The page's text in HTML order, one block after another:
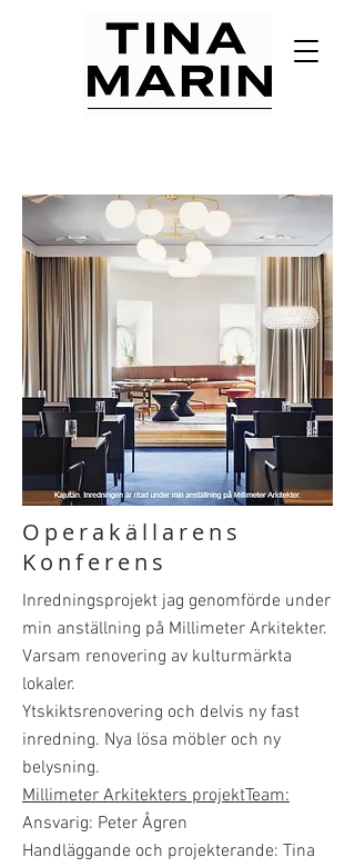
Operakällarens
Konferens
Inredningsprojekt jag genomförde under
min anställning på Millimeter Arkitekter.
Varsam renovering av kulturmärkta
lokaler.
Ytskiktsrenovering och delvis ny fast
inredning. Nya lösa möbler och ny
belysning.
Millimeter Arkitekters projektTeam:
Ansvarig: Peter Ågren
Handläggande och projekterande: Tina